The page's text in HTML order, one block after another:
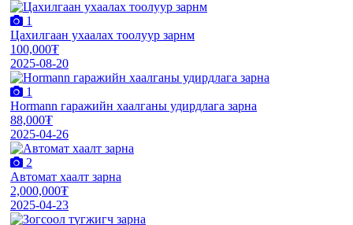
1
Цахилгаан ухаалах тоолуур зарнм
100,000₮
2025-08-20
1
Hormann гаражийн хаалганы удирдлага зарна
88,000₮
2025-04-26
2
Автомат хаалт зарна
2,000,000₮
2025-04-23